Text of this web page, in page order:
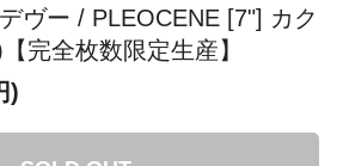
ヴー / PLEOCENE [7"] カク
完全枚数限定生産】
)